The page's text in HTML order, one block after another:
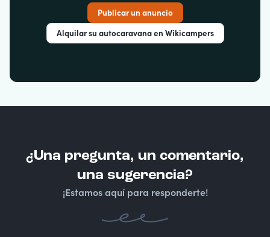
Publicar un anuncio
Alquilar su autocaravana en Wikicampers
¿Una pregunta, un comentario,
una sugerencia?
¡Estamos aquí para responderte!